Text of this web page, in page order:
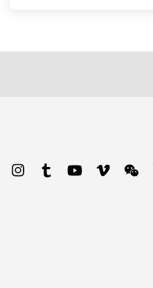
Pinterest Instagram Tumblr YouTube Vimeo